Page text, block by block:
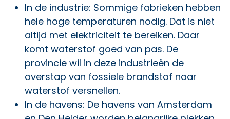
In de industrie: Sommige fabrieken hebben
hele hoge temperaturen nodig. Dat is niet
altijd met elektriciteit te bereiken. Daar
komt waterstof goed van pas. De
provincie wil in deze industrieën de
overstap van fossiele brandstof naar
waterstof versnellen.
In de havens: De havens van Amsterdam